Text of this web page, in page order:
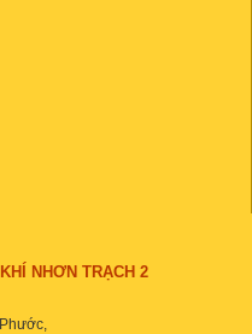
NHƠN TRẠCH 2